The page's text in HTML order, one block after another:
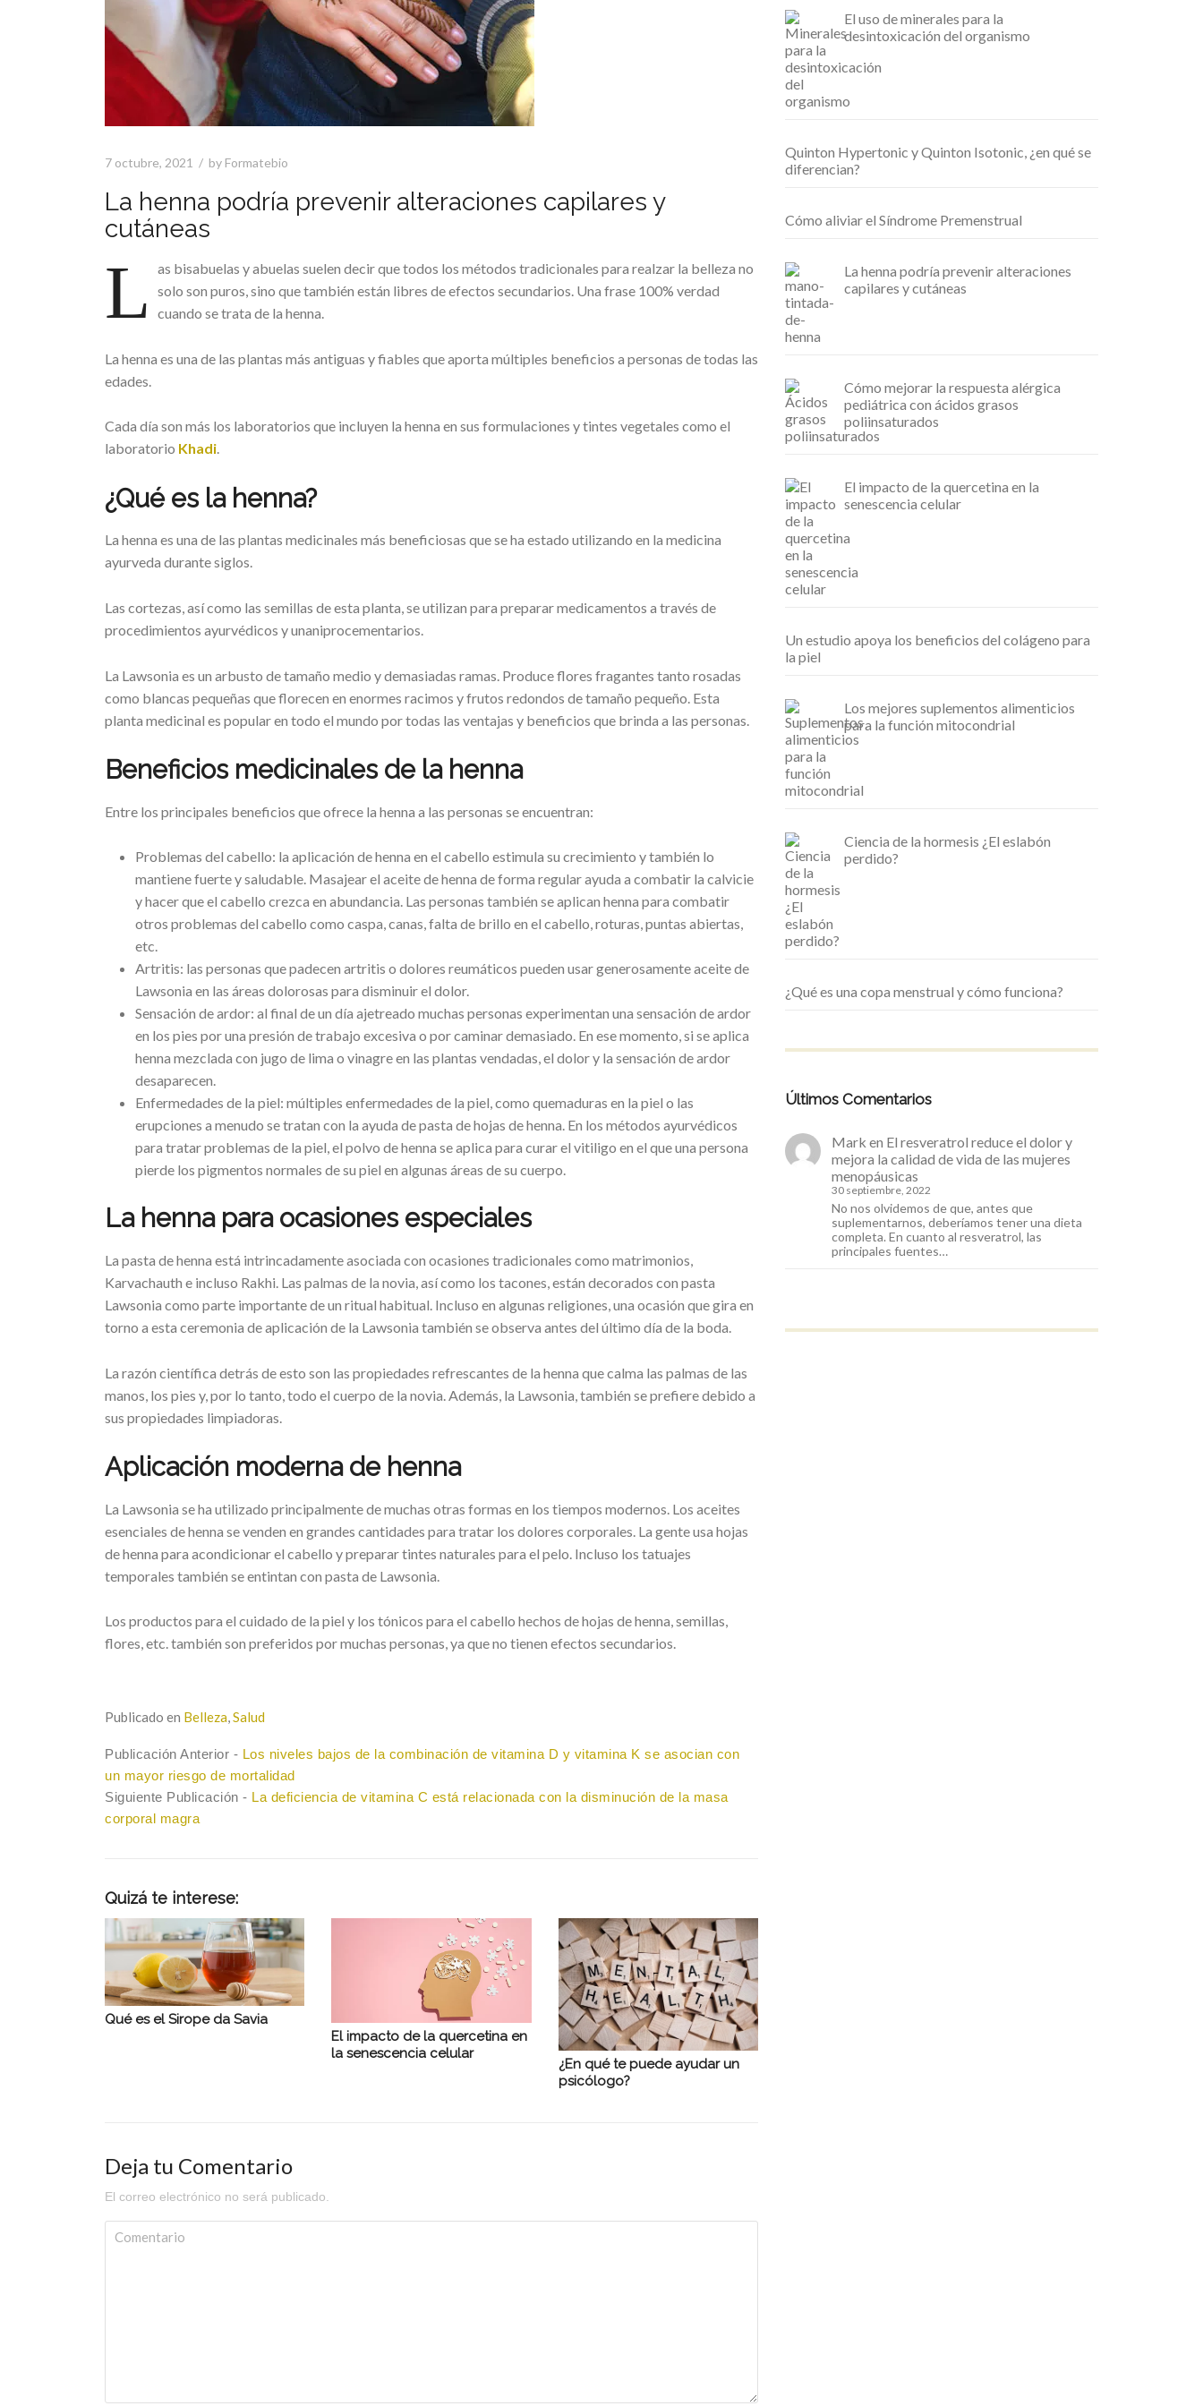
7 octubre, 2021 by Formatebio
La henna podría prevenir alteraciones capilares y
cutáneas
L
as bisabuelas y abuelas suelen decir que todos los métodos tradicionales para realzar la belleza no
solo son puros, sino que también están libres de efectos secundarios. Una frase 100% verdad
cuando se trata de la henna.
La henna es una de las plantas más antiguas y fiables que aporta múltiples beneficios a personas de todas las
edades.
Cada día son más los laboratorios que incluyen la henna en sus formulaciones y tintes vegetales como el
laboratorio Khadi.
¿Qué es la henna?
La henna es una de las plantas medicinales más beneficiosas que se ha estado utilizando en la medicina
ayurveda durante siglos.
Las cortezas, así como las semillas de esta planta, se utilizan para preparar medicamentos a través de
procedimientos ayurvédicos y unaniprocementarios.
La Lawsonia es un arbusto de tamaño medio y demasiadas ramas. Produce flores fragantes tanto rosadas
como blancas pequeñas que florecen en enormes racimos y frutos redondos de tamaño pequeño. Esta
planta medicinal es popular en todo el mundo por todas las ventajas y beneficios que brinda a las personas.
Beneficios medicinales de la henna
Entre los principales beneficios que ofrece la henna a las personas se encuentran:
Problemas del cabello: la aplicación de henna en el cabello estimula su crecimiento y también lo
mantiene fuerte y saludable. Masajear el aceite de henna de forma regular ayuda a combatir la calvicie
y hacer que el cabello crezca en abundancia. Las personas también se aplican henna para combatir
otros problemas del cabello como caspa, canas, falta de brillo en el cabello, roturas, puntas abiertas,
etc.
Artritis: las personas que padecen artritis o dolores reumáticos pueden usar generosamente aceite de
Lawsonia en las áreas dolorosas para disminuir el dolor.
Sensación de ardor: al final de un día ajetreado muchas personas experimentan una sensación de ardor
en los pies por una presión de trabajo excesiva o por caminar demasiado. En ese momento, si se aplica
henna mezclada con jugo de lima o vinagre en las plantas vendadas, el dolor y la sensación de ardor
desaparecen.
Enfermedades de la piel: múltiples enfermedades de la piel, como quemaduras en la piel o las
erupciones a menudo se tratan con la ayuda de pasta de hojas de henna. En los métodos ayurvédicos
para tratar problemas de la piel, el polvo de henna se aplica para curar el vitiligo en el que una persona
pierde los pigmentos normales de su piel en algunas áreas de su cuerpo.
La henna para ocasiones especiales
La pasta de henna está intrincadamente asociada con ocasiones tradicionales como matrimonios,
Karvachauth e incluso Rakhi. Las palmas de la novia, así como los tacones, están decorados con pasta
Lawsonia como parte importante de un ritual habitual. Incluso en algunas religiones, una ocasión que gira en
torno a esta ceremonia de aplicación de la Lawsonia también se observa antes del último día de la boda.
La razón científica detrás de esto son las propiedades refrescantes de la henna que calma las palmas de las
manos, los pies y, por lo tanto, todo el cuerpo de la novia. Además, la Lawsonia, también se prefiere debido a
sus propiedades limpiadoras.
Aplicación moderna de henna
La Lawsonia se ha utilizado principalmente de muchas otras formas en los tiempos modernos. Los aceites
esenciales de henna se venden en grandes cantidades para tratar los dolores corporales. La gente usa hojas
de henna para acondicionar el cabello y preparar tintes naturales para el pelo. Incluso los tatuajes
temporales también se entintan con pasta de Lawsonia.
Los productos para el cuidado de la piel y los tónicos para el cabello hechos de hojas de henna, semillas,
flores, etc. también son preferidos por muchas personas, ya que no tienen efectos secundarios.
Publicado en Belleza,Salud
Navegación
de
entradas
Publicación Anterior - Previous
post:
Los niveles bajos de la combinación de vitamina D y vitamina K se asocian con
un mayor riesgo de mortalidad
Siguiente Publicación - Next
La deficiencia de vitamina C está relacionada con la disminución de la masa
corporal magra
Quizá te interese:
Qué es el Sirope da Savia
El impacto de la quercetina en
la senescencia celular
¿En qué te puede ayudar un
psicólogo?
Deja tu Comentario
El correo electrónico no será publicado.
El uso de minerales para la
desintoxicación del organismo
Quinton Hypertonic y Quinton Isotonic, ¿en qué se
diferencian?
Cómo aliviar el Síndrome Premenstrual
La henna podría prevenir alteraciones
capilares y cutáneas
Cómo mejorar la respuesta alérgica
pediátrica con ácidos grasos
poliinsaturados
El impacto de la quercetina en la
senescencia celular
Un estudio apoya los beneficios del colágeno para
la piel
Los mejores suplementos alimenticios
para la función mitocondrial
Ciencia de la hormesis ¿El eslabón
perdido?
¿Qué es una copa menstrual y cómo funciona?
Últimos Comentarios
Mark en El resveratrol reduce el dolor y
mejora la calidad de vida de las mujeres
menopáusicas
30 septiembre, 2022
No nos olvidemos de que, antes que
suplementarnos, deberíamos tener una dieta
completa. En cuanto al resveratrol, las
principales fuentes…